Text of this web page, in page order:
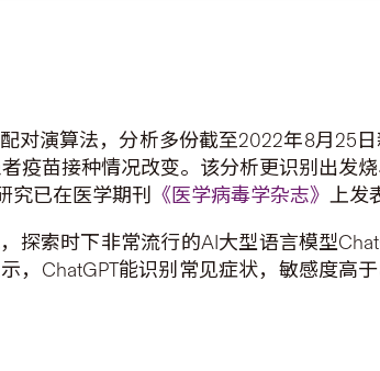
对演算法，分析多份截至2022年8月25
疫苗接种情况改变。该分析更识别出发
究已在医学期刊
《医学病毒学杂志》 上发
探索时下非常流行的AI大型语言模型
ChatGPT能识别常见症状，敏感度高